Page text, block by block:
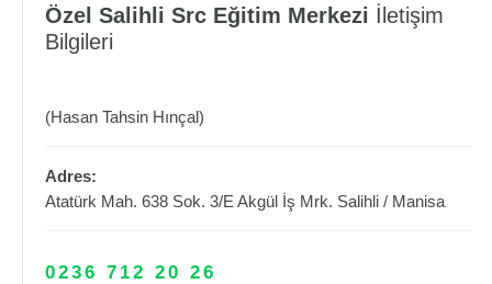
Özel Salihli Src Eğitim Merkezi İletişim
Bilgileri
(Hasan Tahsin Hınçal)
Adres:
Atatürk Mah. 638 Sok. 3/E Akgül İş Mrk. Salihli / Manisa
0236 712 20 26